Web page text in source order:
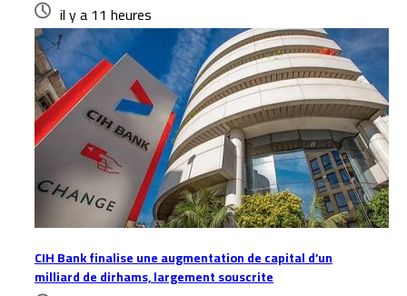
il y a 11 heures
CIH Bank finalise une augmentation de capital d’un
milliard de dirhams, largement souscrite